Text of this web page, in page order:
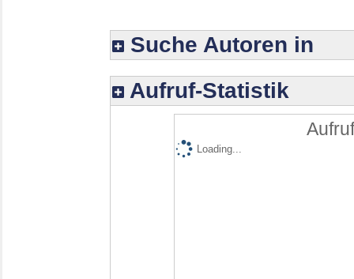
Suche Autoren in
Aufruf-Statistik
Loading...